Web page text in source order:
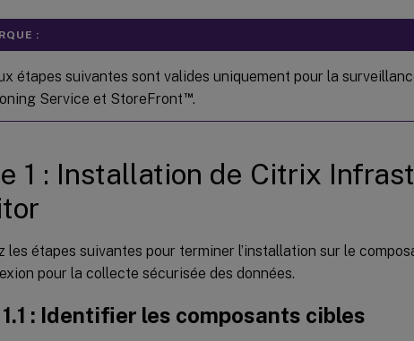
:
étapes suivantes sont valides uniquement pour la
Service et StoreFront™.
1 : Installation de Citrix
les étapes suivantes pour terminer l’installation sur le
pour la collecte sécurisée des données.
: Identifier les composants cibles